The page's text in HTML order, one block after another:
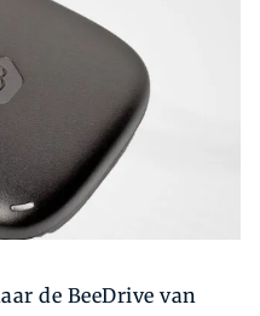
de BeeDrive van